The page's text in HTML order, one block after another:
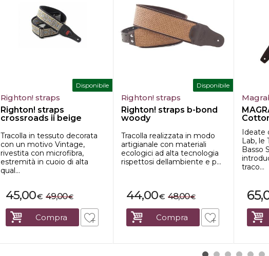
Disponibile
Righton! straps
Righton! straps
crossroads ii beige
Tracolla in tessuto decorata
con un motivo Vintage,
rivestita con microfibra,
estremità in cuoio di alta
qual...
€
45,00 €
49,00
Compra
Disponibile
Righton! straps
Righton! straps b-bond
woody
Tracolla realizzata in modo
artigianale con materiali
ecologici ad alta tecnologia
rispettosi dellambiente e p...
€
44,00 €
48,00
Compra
cm
Ideate
Lab, le
Basso
traco...